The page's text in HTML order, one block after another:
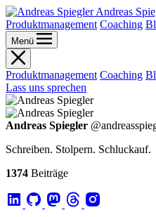
Andreas
Produktmanagement Coaching
Menü
Produktmanagement Coaching
Lass uns sprechen
Andreas Spiegler
Schreiben. Stolpern. Schluckauf.
1374 Beiträge